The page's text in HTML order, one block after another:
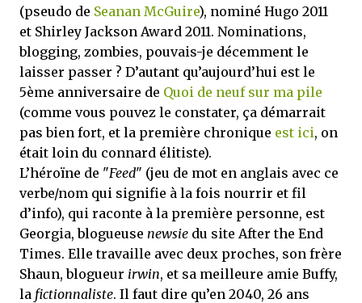
(pseudo de Seanan McGuire), nominé Hugo 2011
et Shirley Jackson Award 2011. Nominations,
blogging, zombies, pouvais-je décemment le
laisser passer ? D’autant qu’aujourd’hui est le
5ème anniversaire de Quoi de neuf sur ma pile
(comme vous pouvez le constater, ça démarrait
pas bien fort, et la première chronique est ici, on
était loin du connard élitiste).
L’héroïne de "Feed" (jeu de mot en anglais avec ce
verbe/nom qui signifie à la fois nourrir et fil
d’info), qui raconte à la première personne, est
Georgia, blogueuse newsie du site After the End
Times. Elle travaille avec deux proches, son frère
Shaun, blogueur irwin, et sa meilleure amie Buffy,
la fictionnaliste. Il faut dire qu’en 2040, 26 ans